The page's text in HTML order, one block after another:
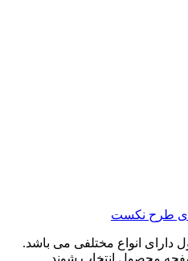
مختلفی می باشد.
انتخاب شوند